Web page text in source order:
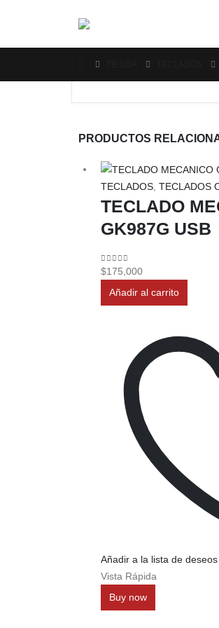
PRODUCTOS
TECLADOS, TECLADOS
TECLADO
GK987G USB
0out of 5
$175,000
Añadir al carrito
Añadir a la lista de deseos
Vista Rápida
Buy now